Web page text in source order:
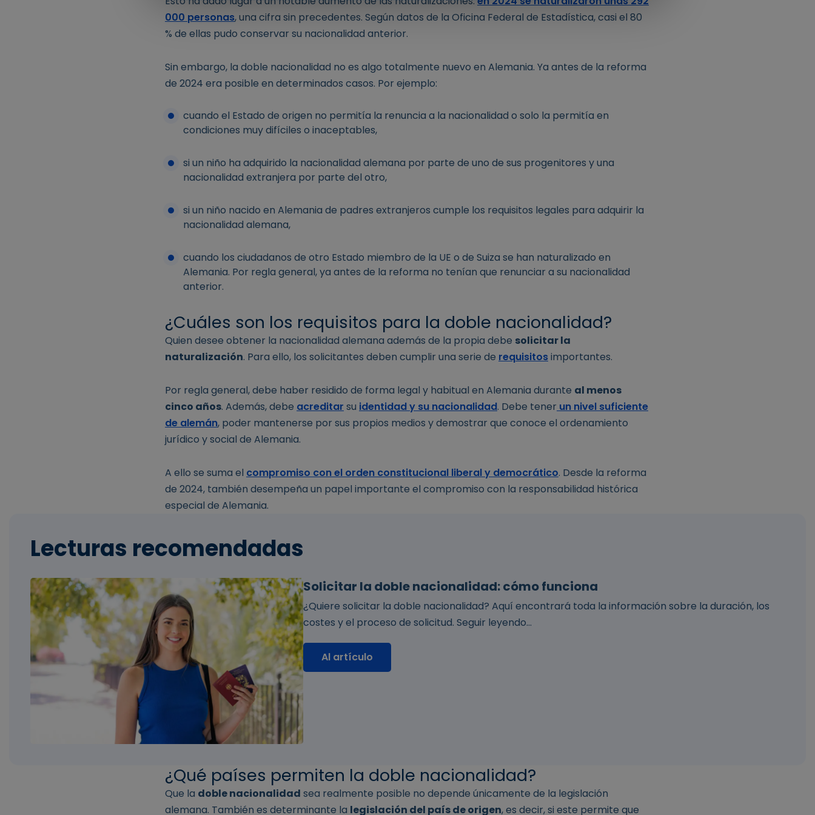
000 personas, una cifra sin precedentes. Según datos de la Oficina Federal de Estadística, casi el 80
% de ellas pudo conservar su nacionalidad anterior.
Sin embargo, la doble nacionalidad no es algo totalmente nuevo en Alemania. Ya antes de la reforma
de 2024 era posible en determinados casos. Por ejemplo:
cuando el Estado de origen no permitía la renuncia a la nacionalidad o solo la permitía en
condiciones muy difíciles o inaceptables,
si un niño ha adquirido la nacionalidad alemana por parte de uno de sus progenitores y una
nacionalidad extranjera por parte del otro,
si un niño nacido en Alemania de padres extranjeros cumple los requisitos legales para adquirir la
nacionalidad alemana,
cuando los ciudadanos de otro Estado miembro de la UE o de Suiza se han naturalizado en
Alemania. Por regla general, ya antes de la reforma no tenían que renunciar a su nacionalidad
anterior.
¿Cuáles son los requisitos para la doble nacionalidad?
Quien desee obtener la nacionalidad alemana además de la propia debe solicitar la
naturalización. Para ello, los solicitantes deben cumplir una serie de requisitosimportantes.
Por regla general, debe haber residido de forma legal y habitual en Alemania durante al menos
cinco años. Además, debe acreditar su identidad y su nacionalidad. Debe tener un nivel suficiente
de alemán, poder mantenerse por sus propios medios y demostrar que conoce el ordenamiento
jurídico y social de Alemania.
A ello se suma el compromiso con el orden constitucional liberal y democrático. Desde la reforma
de 2024, también desempeña un papel importante el compromiso con la responsabilidad histórica
especial de Alemania.
Lecturas recomendadas
Solicitar la doble nacionalidad: cómo funciona
¿Quiere solicitar la doble nacionalidad? Aquí encontrará toda la información sobre la duración, los
costes y el proceso de solicitud. Seguir leyendo...
Al artículo
¿Qué países permiten la doble nacionalidad?
Que la doble nacionalidad sea realmente posible no depende únicamente de la legislación
alemana. También es determinante la legislación del país de origen, es decir, si este permite que